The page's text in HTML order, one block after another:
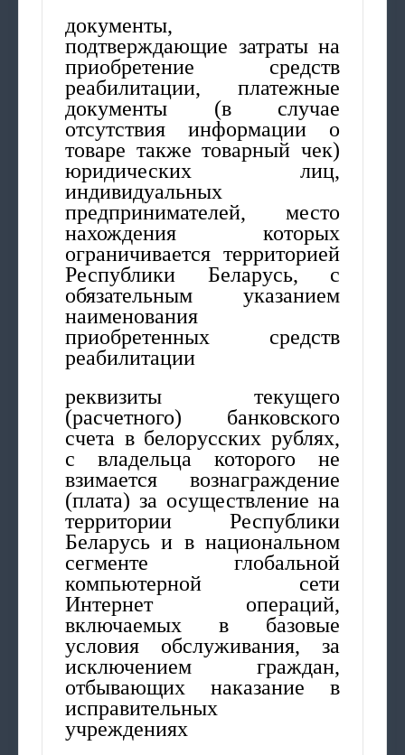
документы,
подтверждающие затраты на
приобретение средств
реабилитации, платежные
документы (в случае
отсутствия информации о
товаре также товарный чек)
юридических лиц,
индивидуальных
предпринимателей, место
нахождения которых
ограничивается территорией
Республики Беларусь, с
обязательным указанием
наименования
приобретенных средств
реабилитации
реквизиты текущего
(расчетного) банковского
счета в белорусских рублях,
с владельца которого не
взимается вознаграждение
(плата) за осуществление на
территории Республики
Беларусь и в национальном
сегменте глобальной
компьютерной сети
Интернет операций,
включаемых в базовые
условия обслуживания, за
исключением граждан,
отбывающих наказание в
исправительных
учреждениях